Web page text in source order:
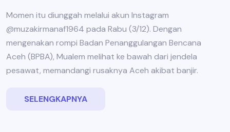
Momen itu diunggah melalui akun Instagram
@muzakirmanaf1964 pada Rabu (3/12). Dengan
mengenakan rompi Badan Penanggulangan Bencana
Aceh (BPBA), Mualem melihat ke bawah dari jendela
pesawat, memandangi rusaknya Aceh akibat banjir.
SELENGKAPNYA